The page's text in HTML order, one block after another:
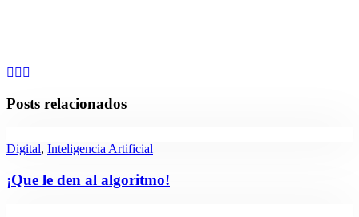
Posts relacionados
Digital, Inteligencia Artificial
¡Que le den al algoritmo!